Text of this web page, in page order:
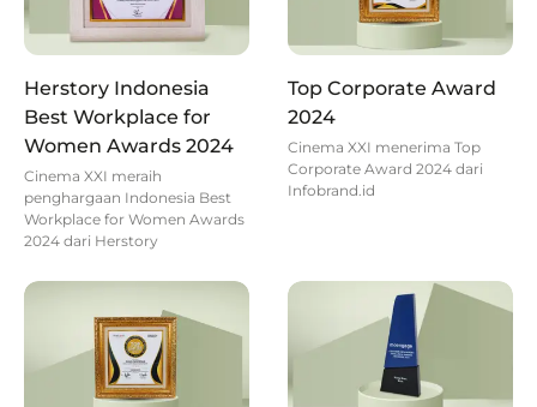
Herstory Indonesia
Best Workplace for
Women Awards 2024
Cinema XXI meraih
penghargaan Indonesia Best
Workplace for Women Awards
2024 dari Herstory
Top Corporate Award
2024
Cinema XXI menerima Top
Corporate Award 2024 dari
Infobrand.id